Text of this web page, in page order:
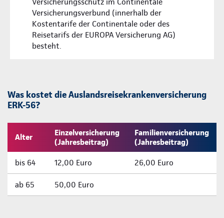
Versicherungsverbund (innerhalb der
Kostentarife der Continentale oder des
Reisetarifs der EUROPA Versicherung AG)
besteht.
Was kostet die Auslandsreisekrankenversicherung
ERK-56?
Alter
Einzelversicherung
(Jahresbeitrag)
Familienversicherung
(Jahresbeitrag)
bis 64 12,00 Euro 26,00 Euro
ab 65 50,00 Euro